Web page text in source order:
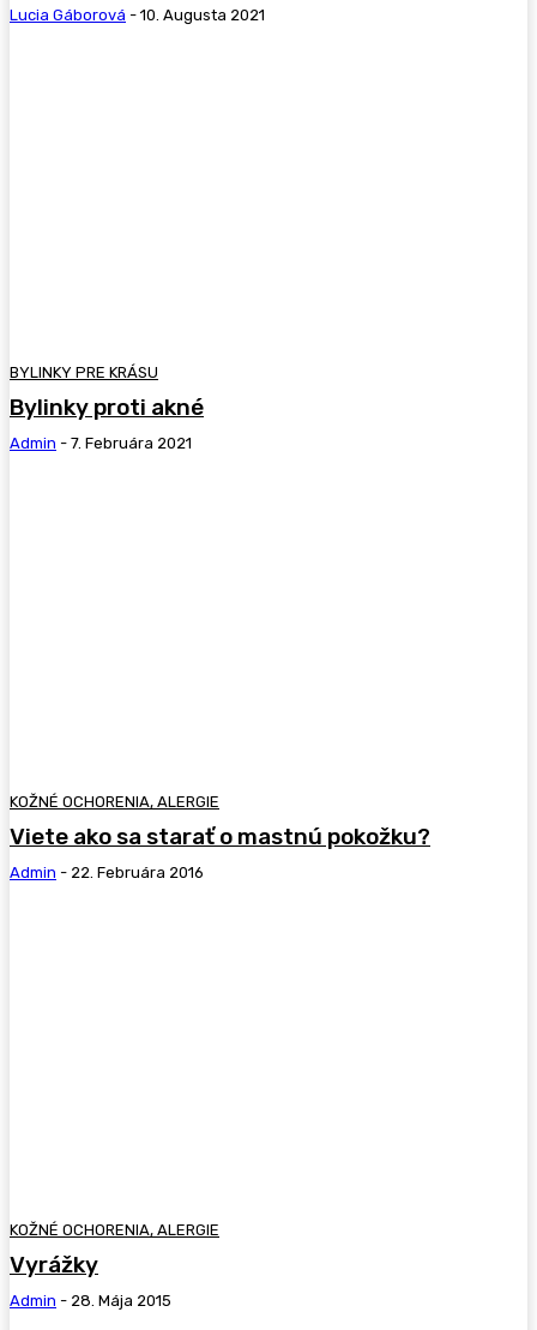
Lucia Gáborová - 10. Augusta 2021
BYLINKY PRE KRÁSU
Bylinky proti akné
Admin - 7. Februára 2021
KOŽNÉ OCHORENIA, ALERGIE
Viete ako sa starať o mastnú pokožku?
Admin - 22. Februára 2016
KOŽNÉ OCHORENIA, ALERGIE
Vyrážky
Admin - 28. Mája 2015